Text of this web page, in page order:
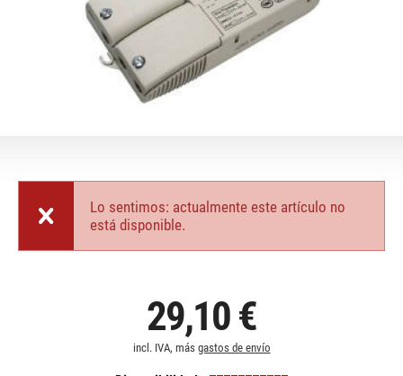
Lo sentimos: actualmente este artículo no
está disponible.
29,10 €
incl. IVA, más gastos de envío